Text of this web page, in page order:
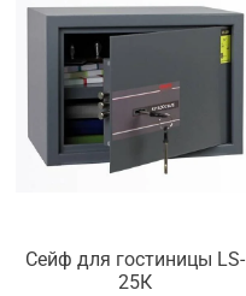
Сейф для гостиницы LS-
25К